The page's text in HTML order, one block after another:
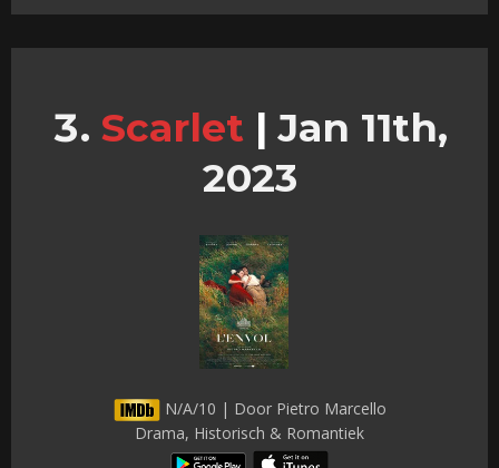
Scarlet | Jan 11th,
2023
N/A/10 | Door Pietro Marcello
Drama, Historisch & Romantiek